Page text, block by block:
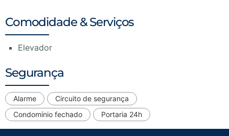
Comodidade & Serviços
Elevador
Segurança
Alarme
Circuito de segurança
Condomínio fechado
Portaria 24h